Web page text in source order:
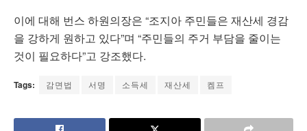
이에 대해 번스 하원의장은 “조지아 주민들은 재산세 경감
을 강하게 원하고 있다”며 “주민들의 주거 부담을 줄이는
것이 필요하다”고 강조했다.
Tags: 감면법 서명 소득세 재산세 켐프